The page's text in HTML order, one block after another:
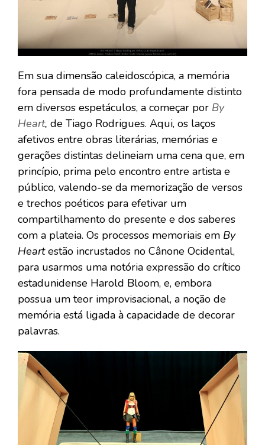
Em sua dimensão caleidoscópica, a memória
fora pensada de modo profundamente distinto
em diversos espetáculos, a começar por By
Heart, de Tiago Rodrigues. Aqui, os laços
afetivos entre obras literárias, memórias e
gerações distintas delineiam uma cena que, em
princípio, prima pelo encontro entre artista e
público, valendo-se da memorização de versos
e trechos poéticos para efetivar um
compartilhamento do presente e dos saberes
com a plateia. Os processos memoriais em By
Heartestão incrustados no Cânone Ocidental,
para usarmos uma notória expressão do crítico
estadunidense Harold Bloom, e, embora
possua um teor improvisacional, a noção de
memória está ligada à capacidade de decorar
palavras.